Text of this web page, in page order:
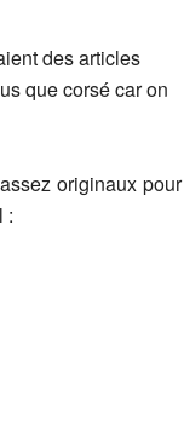
des articles
que corsé car on
originaux pour
: